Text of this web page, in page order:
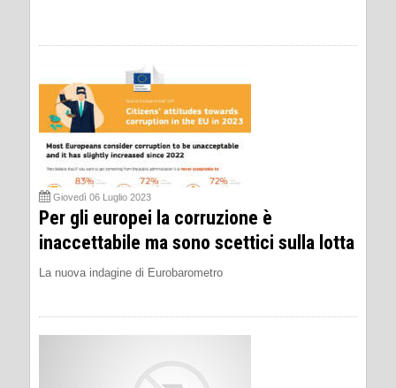
Giovedì 06 Luglio 2023
Per gli europei la corruzione è
inaccettabile ma sono scettici sulla lotta
La nuova indagine di Eurobarometro